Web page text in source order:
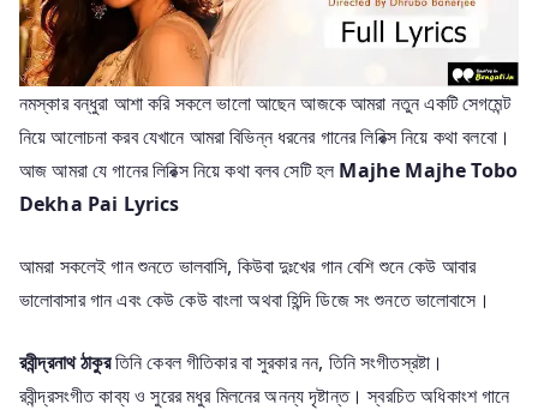
নমস্কার বন্ধুরা আশা করি সকলে ভালো আছেন আজকে আমরা নতুন একটি সেগমেন্ট
নিয়ে আলোচনা করব যেখানে আমরা বিভিন্ন ধরনের গানের লিরিক্স নিয়ে কথা বলবো।
আজ আমরা যে গানের লিরিক্স নিয়ে কথা বলব সেটি হল Majhe Majhe Tobo
Dekha Pai Lyrics
আমরা সকলেই গান শুনতে ভালবাসি, কিউবা দুঃখের গান বেশি শুনে কেউ আবার
ভালোবাসার গান এবং কেউ কেউ বাংলা অথবা হিন্দি ডিজে সং শুনতে ভালোবাসে।
রবীন্দ্রনাথ ঠাকুরতিনি কেবল গীতিকার বা সুরকার নন, তিনি সংগীতস্রষ্টা।
রবীন্দ্রসংগীত কাব্য ও সুরের মধুর মিলনের অনন্য দৃষ্টান্ত। স্বরচিত অধিকাংশ গানে